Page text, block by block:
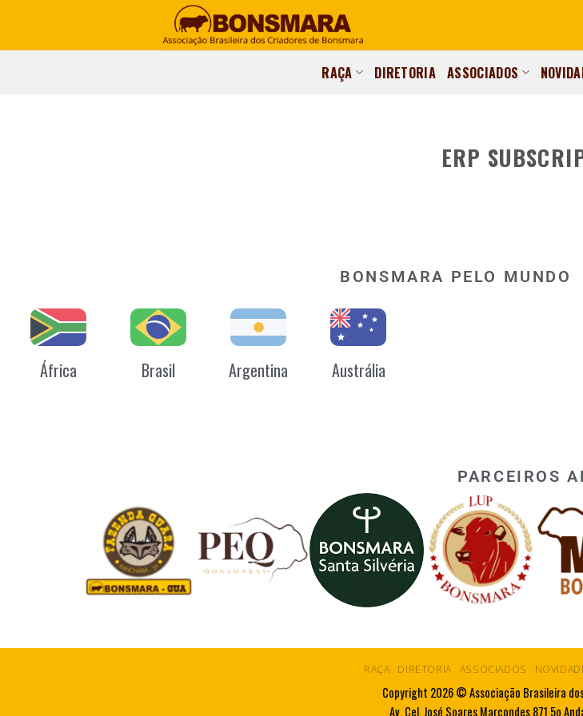
RAÇA DIRETORIA ASSOCIADOS
ERP
BONSMARA PELO MUNDO
África Brasil Argentina Austrália
PARCEIROS
RAÇA DIRETORIA ASSOCIADOS
Copyright 2026 © Associação Brasileira
Av. Cel. José Soares Marcondes 871 5o